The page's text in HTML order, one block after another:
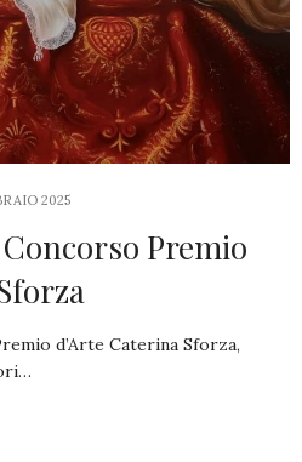
2025
Premio
d’Arte Caterina Sforza,